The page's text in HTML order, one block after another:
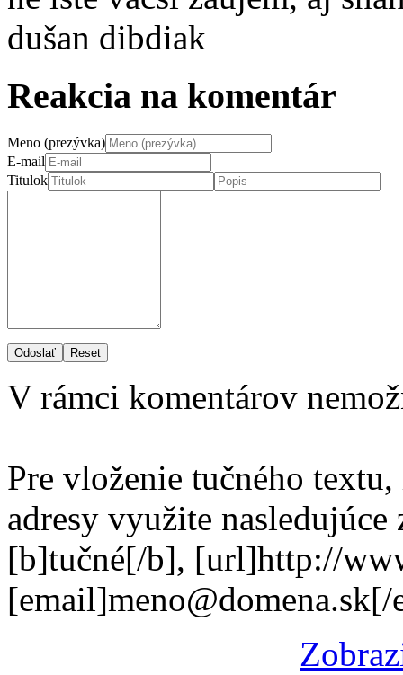
dušan dibdiak
Reakcia na komentár
Meno (prezývka)
E-mail
Titulok
Odoslať Reset
V rámci komentárov
Pre vloženie tučného
adresy využite nasledujúce
[b]tučné[/b], [url]http://